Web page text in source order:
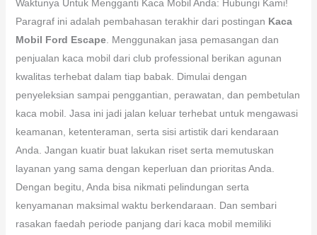
Waktunya Untuk Mengganti Kaca Mobil Anda: Hubungi Kami!
Paragraf ini adalah pembahasan terakhir dari postingan Kaca
Mobil Ford Escape. Menggunakan jasa pemasangan dan
penjualan kaca mobil dari club professional berikan agunan
kwalitas terhebat dalam tiap babak. Dimulai dengan
penyeleksian sampai penggantian, perawatan, dan pembetulan
kaca mobil. Jasa ini jadi jalan keluar terhebat untuk mengawasi
keamanan, ketenteraman, serta sisi artistik dari kendaraan
Anda. Jangan kuatir buat lakukan riset serta memutuskan
layanan yang sama dengan keperluan dan prioritas Anda.
Dengan begitu, Anda bisa nikmati pelindungan serta
kenyamanan maksimal waktu berkendaraan. Dan sembari
rasakan faedah periode panjang dari kaca mobil memiliki